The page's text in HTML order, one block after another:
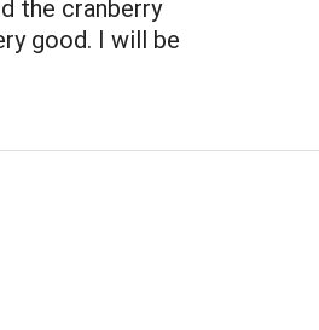
the cranberry
good. I will be